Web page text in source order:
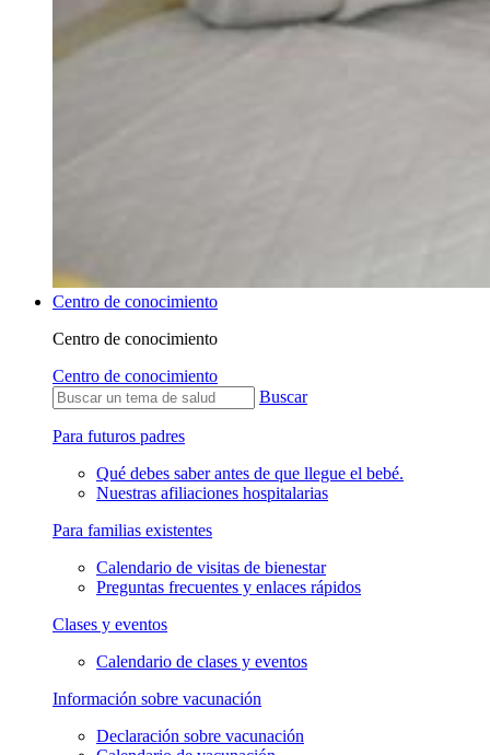
Centro de conocimiento
Centro de conocimiento
Centro de conocimiento
Buscar
Para futuros padres
Qué debes saber antes de que llegue el bebé.
Nuestras afiliaciones hospitalarias
Para familias existentes
Calendario de visitas de bienestar
Preguntas frecuentes y enlaces rápidos
Clases y eventos
Calendario de clases y eventos
Información sobre vacunación
Declaración sobre vacunación